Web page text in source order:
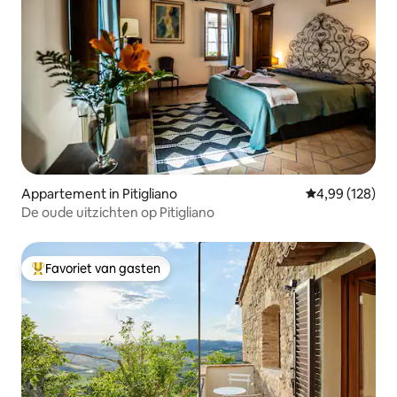
Appartement in Pitigliano Gemiddelde
4,99 (128)
De oude uitzichten op Pitigliano
Topfavoriet van gasten
Favoriet van gasten